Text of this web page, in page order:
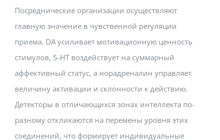
Посреднические организации осуществляют
главную значение в чувственной регуляции
приема. DA усиливает мотивационную ценность
стимулов, 5-HT воздействует на суммарный
аффективный статус, а норадреналин управляет
величину активации и склонности к действию.
Детекторы в отличающихся зонах интеллекта по-
разному откликаются на перемены уровня этих
соединений, что формирует индивидуальные